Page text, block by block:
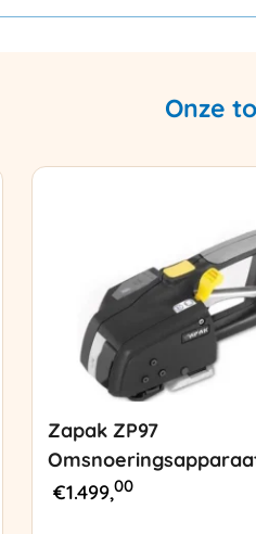
Onze
Zapak ZP97
€1.499,00